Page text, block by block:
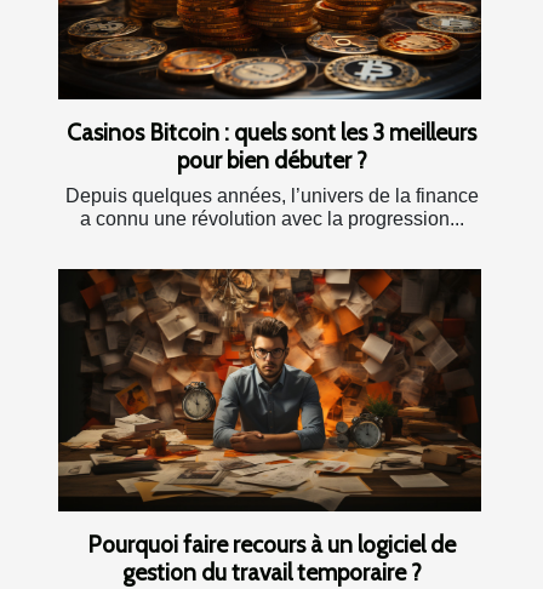
Casinos Bitcoin : quels sont les 3 meilleurs
pour bien débuter ?
Depuis quelques années, l’univers de la finance
a connu une révolution avec la progression...
Pourquoi faire recours à un logiciel de
gestion du travail temporaire ?